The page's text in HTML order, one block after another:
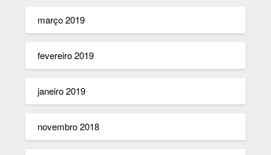
março 2019
fevereiro 2019
janeiro 2019
novembro 2018